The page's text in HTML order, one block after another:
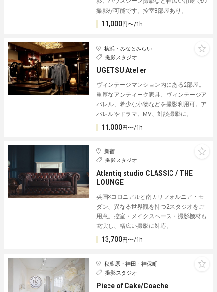
撮影が可能です。控室8部屋あり。
11,000円〜/1h
横浜・みなとみらい
撮影スタジオ
UGETSU Atelier
ヴィンテージマンション内にある2部屋。
重厚なアンティーク家具、ヴィンテージア
パレル、希少な小物などを撮影利用可。ア
パレルやドラマ、MV、対談撮影に。
11,000円〜/1h
新宿
撮影スタジオ
Atlantiq studio CLASSIC / THE
LOUNGE
英国×コロニアルと南カリフォルニア・モ
ダン、異なる世界観を持つ2スタジオをご
用意。控室・メイクスペース・撮影機材も
充実し、幅広い撮影に対応。
13,700円〜/1h
秋葉原・神田・神保町
撮影スタジオ
Piece of Cake/Coache